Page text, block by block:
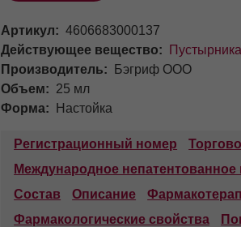
Артикул
4606683000137
Действующее вещество
Производитель
Бэгриф ООО
Объем
25 мл
Форма
Настойка
Регистрационный номер
Международное
Состав
Описание
Фармакологические свойства